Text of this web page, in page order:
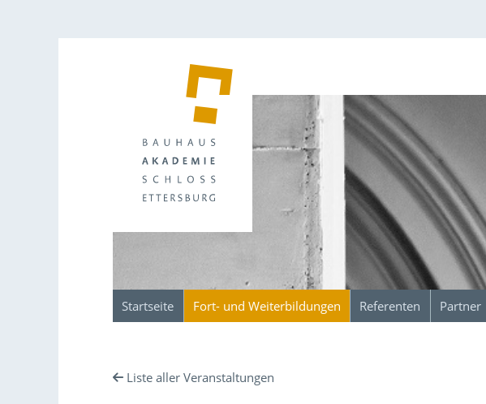
Startseite Fort- und Weiterbildungen Referenten Partner
Liste aller Veranstaltungen